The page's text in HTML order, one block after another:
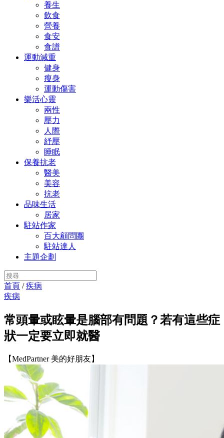
養生
飲食
營養
食安
食譜
運動減重
健身
瘦身
運動傷害
樂活心靈
兩性
壓力
人際
紓壓
睡眠
保養抗老
醫美
美容
抗老
品味生活
居家
駐站作家
百大顧問團
駐站達人
主題企劃
首頁 /疾病
疾病
常頭暈或眩暈是腦部有問題？若有這些症
狀一定要立即就醫
【MedPartner 美的好朋友】